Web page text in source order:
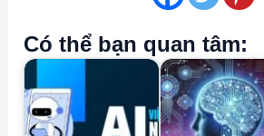
Có thể bạn quan tâm: